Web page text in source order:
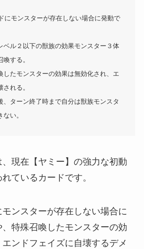
にモンスターが存在しない場合に発動で
ベル２以下の獣族の効果モンスター３体
する。
したモンスターの効果は無効化され、エ
れる。
、ターン終了時まで自分は獣族モンスタ
い。
、現在【ヤミー】の強力な初動
ているカードです。
ンスターが存在しない場合に
特殊召喚したモンスターの効
ンドフェイズに自壊するデメ